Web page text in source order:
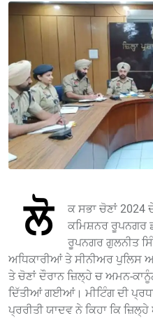
ਲੋ
ਕ ਸਭਾ ਚੋਣਾਂ 2024
ਕਮਿਸ਼ਨਰ ਰੂਪਨਗਰ
ਰੂਪਨਗਰ ਗੁਲਨੀਤ
ਅਧਿਕਾਰੀਆਂ ਤੇ ਸੀਨੀਅਰ ਪੁਲਿਸ
ਤੇ ਚੋਣਾਂ ਦੌਰਾਨ ਜ਼ਿਲ੍ਹੇ ਚ ਅਮਨ-
ਦਿੱਤੀਆਂ ਗਈਆਂ। ਮੀਟਿੰਗ ਦੀ
ਪ੍ਰਰੀਤੀ ਯਾਦਵ ਨੇ ਕਿਹਾ ਕਿ